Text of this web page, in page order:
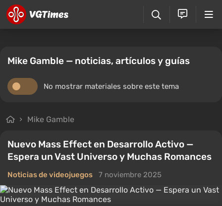
Mike Gamble — noticias, artículos y guías
No mostrar materiales sobre este tema
Mike Gamble
Nuevo Mass Effect en Desarrollo Activo —
Espera un Vast Universo y Muchas Romances
Noticias de videojuegos 7 noviembre 2025